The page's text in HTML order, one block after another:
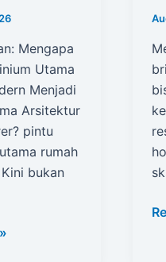
Mengapa
Utama
Menjadi
Arsitektur
pintu
rumah
bukan